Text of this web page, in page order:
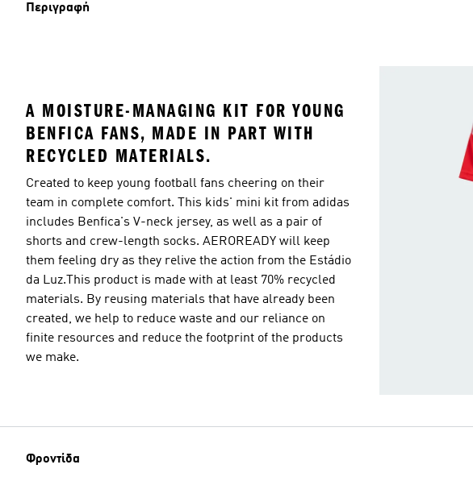
Περιγραφή
A MOISTURE-MANAGING KIT FOR YOUNG
BENFICA FANS, MADE IN PART WITH
RECYCLED MATERIALS.
Created to keep young football fans cheering on their
team in complete comfort. This kids' mini kit from adidas
includes Benfica's V-neck jersey, as well as a pair of
shorts and crew-length socks. AEROREADY will keep
them feeling dry as they relive the action from the Estádio
da Luz.This product is made with at least 70% recycled
materials. By reusing materials that have already been
created, we help to reduce waste and our reliance on
finite resources and reduce the footprint of the products
we make.
Φροντίδα